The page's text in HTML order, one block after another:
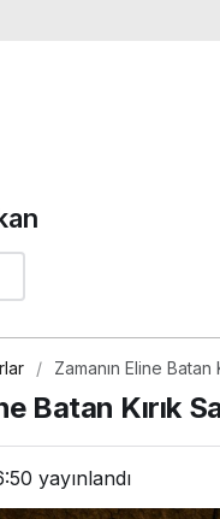
Zamanın Eline Batan
Batan Kırık
yayınlandı